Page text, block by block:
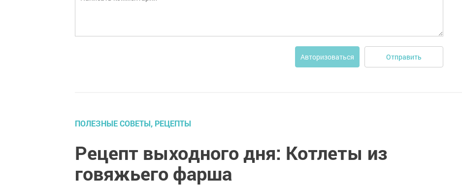
Авторизоваться Отправить
ПОЛЕЗНЫЕ СОВЕТЫ, РЕЦЕПТЫ
Рецепт выходного дня: Котлеты из
говяжьего фарша